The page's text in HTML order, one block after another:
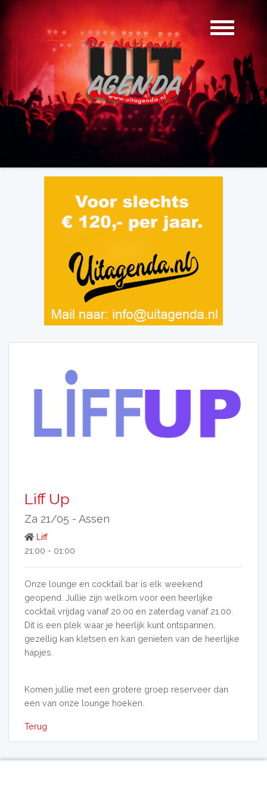
Liff Up
Za 21/05 - Assen
Liff
21:00 - 01:00
Onze lounge en cocktail bar is elk weekend
geopend. Jullie zijn welkom voor een heerlijke
cocktail vrijdag vanaf 20.00 en zaterdag vanaf 21.00.
Dit is een plek waar je heerlijk kunt ontspannen,
gezellig kan kletsen en kan genieten van de heerlijke
hapjes.
Komen jullie met een grotere groep reserveer dan
een van onze lounge hoeken.
Terug